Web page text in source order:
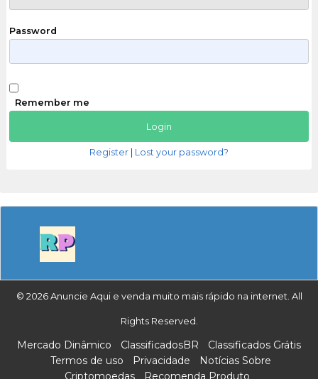
Password
Remember me
Register Lost your password?
© 2026 Anuncie Aqui e venda muito mais rápido na internet. All
Rights Reserved.
Mercado Dinâmico ClassificadosBR
Classificados Grátis
Termos de uso
Privacidade
Notícias Sobre
Criptomoedas
Recomenda Produto